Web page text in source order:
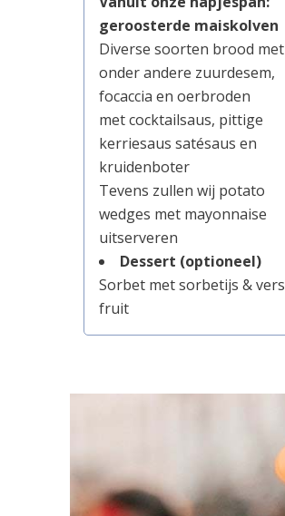
geroosterde maiskolven
Diverse soorten brood met
onder andere zuurdesem,
focaccia en oerbroden
met cocktailsaus, pittige
kerriesaus satésaus en
kruidenboter
Tevens zullen wij potato
wedges met mayonnaise
uitserveren
Dessert (optioneel)
Sorbet met sorbetijs & vers
fruit